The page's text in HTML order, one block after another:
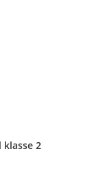
klasse 2